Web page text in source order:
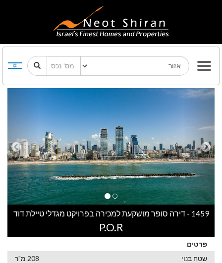
Previous Next
1459 - דירה סופר מושקעת למכירה בפרויקט מגדלי טיילת דוד
P.O.R
פרטים
שטח בנוי
208 מ"ר